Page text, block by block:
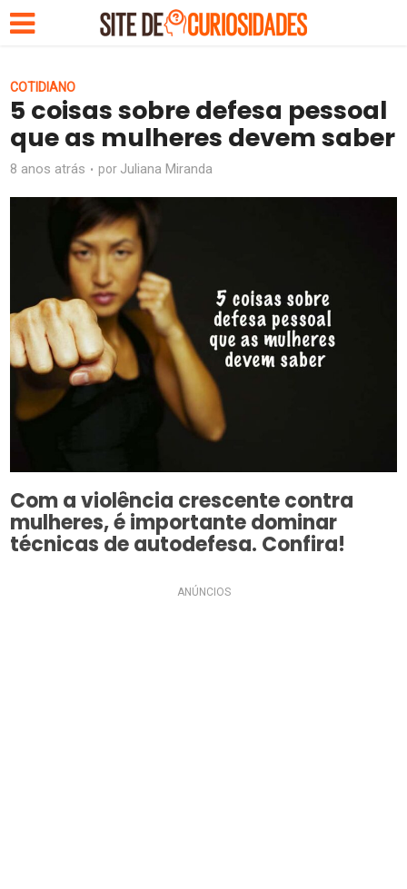
COTIDIANO
5 coisas sobre defesa pessoal
que as mulheres devem saber
8 anos atrás por Juliana Miranda
Com a violência crescente contra
mulheres, é importante dominar
técnicas de autodefesa. Confira!
ANÚNCIOS